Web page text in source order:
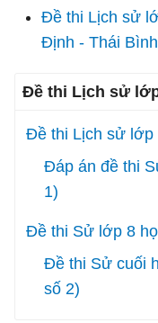
Đề thi Lịch sử
Định - Thái
Đề thi Lịch sử
Đề thi Lịch sử lớp
Đáp án đề thi
1)
Đề thi Sử lớp 8
Đề thi Sử cuối
số 2)